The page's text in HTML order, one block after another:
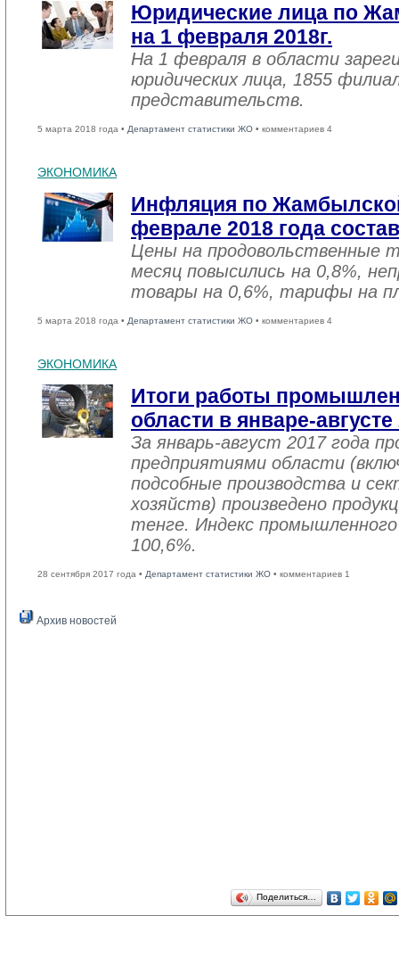
Юридические лица по
на 1 февраля 2018г.
На 1 февраля в области
юридических лица, 1855
представительств.
5 марта 2018 года • Департамент статистики ЖО • комментариев 4
ЭКОНОМИКА
Инфляция по
феврале 2018 года
Цены на продовольственные
месяц повысились на 0,8%,
товары на 0,6%, тарифы на
5 марта 2018 года • Департамент статистики ЖО • комментариев 4
ЭКОНОМИКА
Итоги работы
области в январе-августе
За январь-август 2017 года
предприятиями области
подсобные производства и
хозяйств) произведено
тенге. Индекс
100,6%.
28 сентября 2017 года • Департамент статистики ЖО • комментариев 1
Архив новостей
Поделиться…